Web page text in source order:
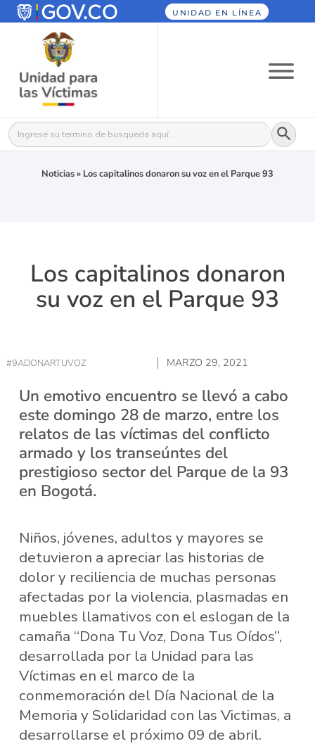
UNIDAD EN LÍNEA
Buscar: Botón
Noticias» Los capitalinos donaron su voz en el Parque 93
Los capitalinos donaron
su voz en el Parque 93
#9ADONARTUVOZ MARZO 29, 2021
Un emotivo encuentro se llevó a cabo
este domingo 28 de marzo, entre los
relatos de las víctimas del conflicto
armado y los transeúntes del
prestigioso sector del Parque de la 93
en Bogotá.
Niños, jóvenes, adultos y mayores se
detuvieron a apreciar las historias de
dolor y reciliencia de muchas personas
afectadas por la violencia, plasmadas en
muebles llamativos con el eslogan de la
camaña “Dona Tu Voz, Dona Tus Oídos”,
desarrollada por la Unidad para las
Víctimas en el marco de la
conmemoración del Día Nacional de la
Memoria y Solidaridad con las Victimas, a
desarrollarse el próximo 09 de abril.